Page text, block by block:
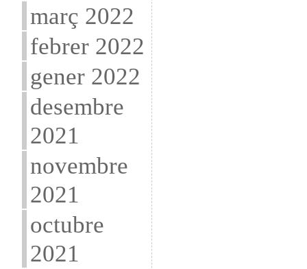
març 2022
febrer 2022
gener 2022
desembre
2021
novembre
2021
octubre
2021